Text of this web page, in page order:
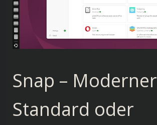
Snap – Moderner
Standard oder